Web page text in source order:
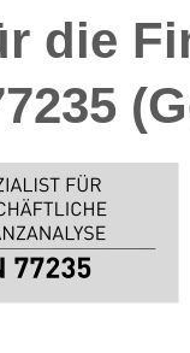
die